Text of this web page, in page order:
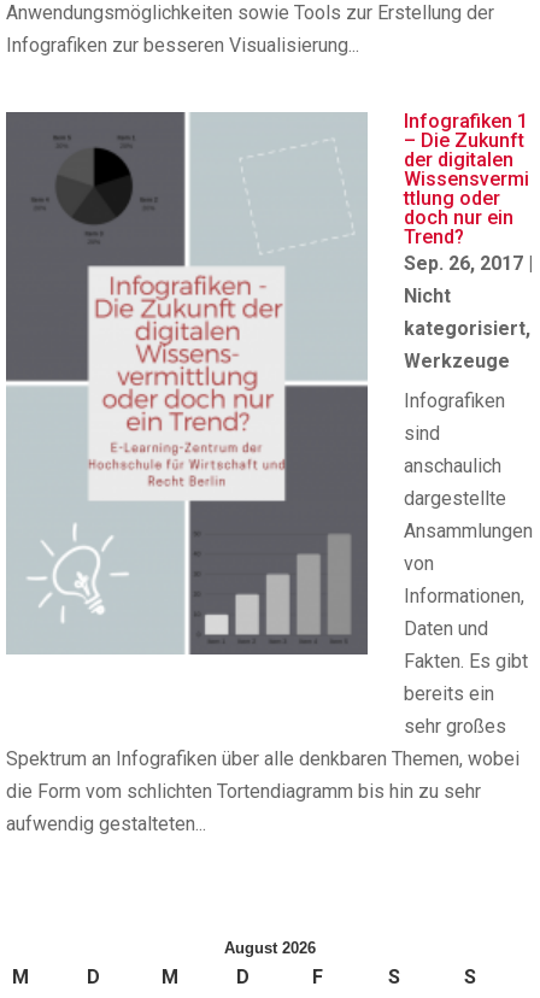
Anwendungsmöglichkeiten sowie Tools zur Erstellung der
Infografiken zur besseren Visualisierung...
Infografiken 1
– Die Zukunft
der digitalen
Wissensvermi
ttlung oder
doch nur ein
Trend?
Sep. 26, 2017 |
Nicht
kategorisiert,
Werkzeuge
Infografiken
sind
anschaulich
dargestellte
Ansammlungen
von
Informationen,
Daten und
Fakten. Es gibt
bereits ein
sehr großes
Spektrum an Infografiken über alle denkbaren Themen, wobei
die Form vom schlichten Tortendiagramm bis hin zu sehr
aufwendig gestalteten...
August 2026
M D M D F S
S